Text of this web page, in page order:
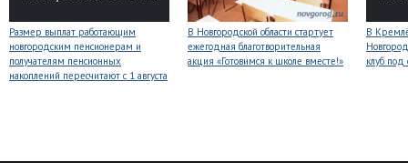
Размер выплат работающим
новгородским пенсионерам и
получателям пенсионных
накоплений пересчитают с 1 августа
В Новгородской области стартует
ежегодная благотворительная
акция «Готовимся к школе вместе!»
В
клуб